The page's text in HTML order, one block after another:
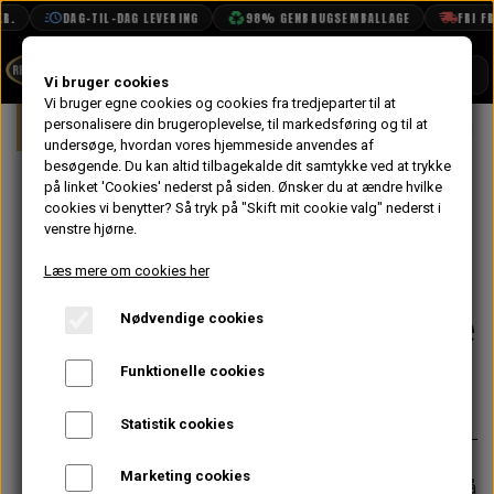
DAG-TIL-DAG LEVERING 98% GENBRUGSEMBALLAGE FRI
BOOK TID
PROJEKTER
TEKNISK DATA
VANDPOLERING
Forside Mini Karrosseri Døre
Dør Sparke
Aluminium til
MK1/2 - Venstre
227,20 kr.
Forventet leveringstid:
Varen er på
Vi bruger cookies
Vi bruger egne cookies og cookies fra tredjeparter til at
personalisere din brugeroplevelse, til markedsføring og til at
undersøge, hvordan vores hjemmeside anvendes af
besøgende. Du kan altid tilbagekalde dit samtykke ved at trykke
på linket 'Cookies' nederst på siden. Ønsker du at ændre hvilke
cookies vi benytter? Så tryk på "Skift mit cookie valg" nederst i
venstre hjørne.
Læs mere om cookies her
Nødvendige cookies
Funktionelle cookies
Statistik cookies
Marketing cookies